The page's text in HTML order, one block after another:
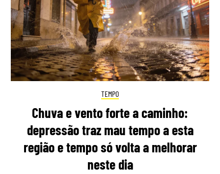
TEMPO
Chuva e vento forte a caminho:
depressão traz mau tempo a esta
região e tempo só volta a melhorar
neste dia